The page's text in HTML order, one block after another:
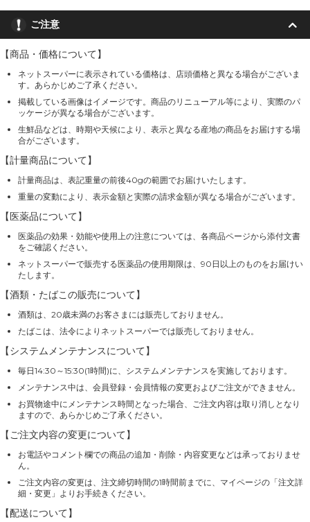
ご注意
【商品・価格について】
ネットスーパーに表示されている価格は、店頭価格と異なる場合がございま
す。あらかじめご了承ください。
掲載している画像はイメージです。商品のリニューアル等により、実際のパ
ッケージが異なる場合がございます。
生鮮品などは、時期や天候により、表示と異なる産地の商品をお届けする場
合がございます。
【計量商品について】
計量商品は、表記重量の前後40gの範囲でお届けいたします。
重量の変動により、表示金額と実際の請求金額が異なる場合がございます。
【医薬品について】
医薬品の効果・効能や使用上の注意については、各商品ページから添付文書
をご確認ください。
ネットスーパーで販売する医薬品の使用期限は、90日以上のものをお届けい
たします。
【酒類・たばこの販売について】
酒類は、20歳未満のお客さまには販売しておりません。
たばこは、法令によりネットスーパーでは販売しておりません。
【システムメンテナンスについて】
毎日14:30～15:30(1時間)に、システムメンテナンスを実施しております。
メンテナンス中は、会員登録・会員情報の変更およびご注文ができません。
お買物途中にメンテナンス時間となった場合、ご注文内容は取り消しとなり
ますので、あらかじめご了承ください。
【ご注文内容の変更について】
お電話やコメント欄での商品の追加・削除・内容変更などは承っておりませ
ん。
ご注文内容の変更は、注文締切時間の1時間前までに、マイページの「注文詳
細・変更」よりお手続きください。
【配送について】